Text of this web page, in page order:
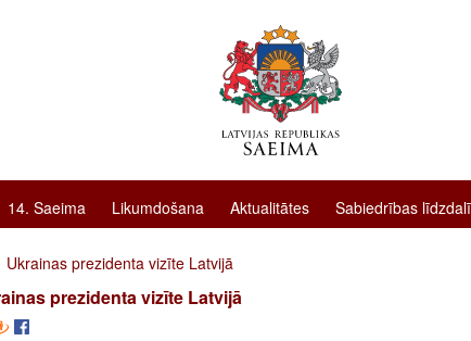
14. Saeima Likumdošana Aktualitātes Sabiedrības
Ukrainas prezidenta vizīte Latvijā
prezidenta vizīte Latvijā